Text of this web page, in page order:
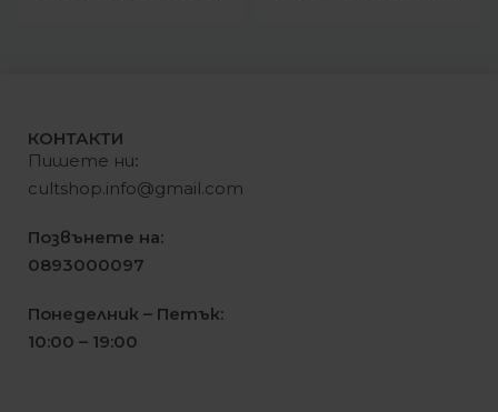
КОНТАКТИ
Пишете ни:
cultshop.info@gmail.com
Позвънете на:
0893000097
Понеделник – Петък:
10:00 – 19:00